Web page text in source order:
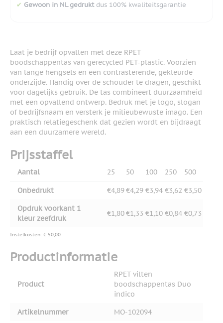
✔ Gewoon in NL gedruktdus 100% kwaliteitsgarantie
Laat je bedrijf opvallen met deze RPET
boodschappentas van gerecycled PET-plastic. Voorzien
van lange hengsels en een contrasterende, gekleurde
onderzijde. Handig over de schouder te dragen, geschikt
voor dagelijks gebruik. De tas combineert duurzaamheid
met een opvallend ontwerp. Bedruk met je logo, slogan
of bedrijfsnaam en versterk je milieubewuste imago. Een
praktisch relatiegeschenk dat gezien wordt en bijdraagt
aan een duurzamere wereld.
Prijsstaffel
Aantal 25 50 100 250 500
Onbedrukt €4,89€4,29 €3,94 €3,62 €3,50
Opdruk voorkant 1
kleur zeefdruk
€1,80€1,33 €1,10 €0,84 €0,73
Instelkosten: € 50,00
Productinformatie
Product
RPET vilten
boodschappentas Duo
indico
Artikelnummer
MO-102094